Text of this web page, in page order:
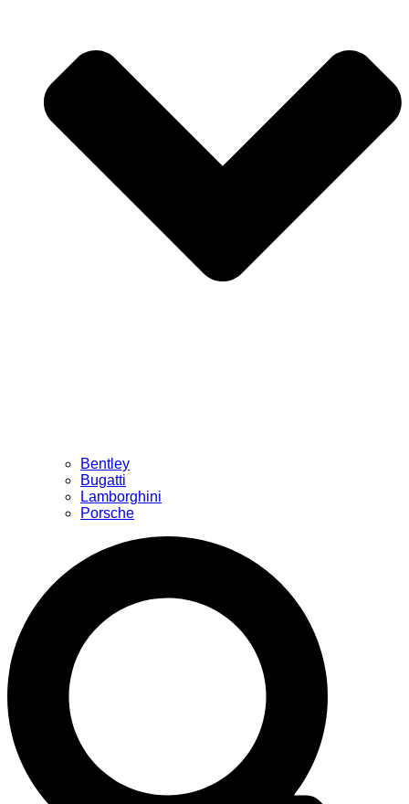
Bentley
Bugatti
Lamborghini
Porsche